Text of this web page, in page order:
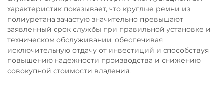
характеристик показывает, что круглые ремни из
полиуретана зачастую значительно превышают
заявленный срок службы при правильной установке и
техническом обслуживании, обеспечивая
исключительную отдачу от инвестиций и способствуя
повышению надёжности производства и снижению
совокупной стоимости владения.